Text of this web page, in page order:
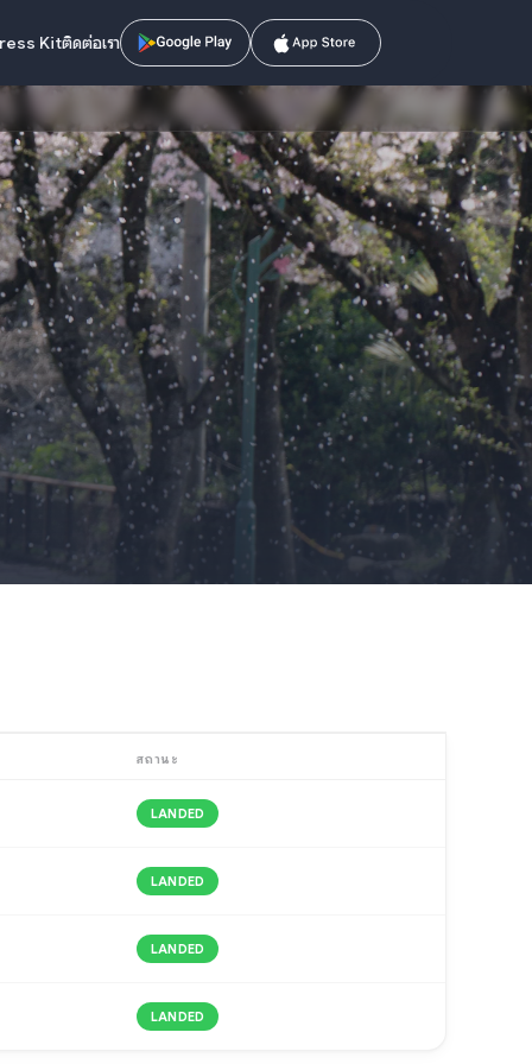
Kitติดต่อเรา
สถานะ
LANDED
LANDED
LANDED
LANDED